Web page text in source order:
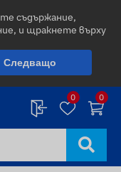
съдържание,
и щракнете върху
Следващо
0 0